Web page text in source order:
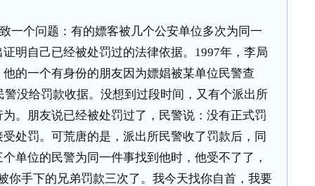
一个问题：有的嫖客被几个公安单位多次为同一
明自己已经被处罚过的法律依据。 1997年，李局
的一个有身份的朋友因为嫖娼被某单位民警查
警没给罚款收据。没想到过段时间，又有个派出所
。朋友说已经被处罚过了，民警说：没有正式罚
处罚。可荒唐的是，派出所民警收了罚款后，同
单位的民警为同一件事找到他时，他受不了了，
你手下的兄弟罚款三次了。我今天找你自首，我要